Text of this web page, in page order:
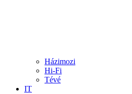
Házimozi
Hi-Fi
Tévé
IT